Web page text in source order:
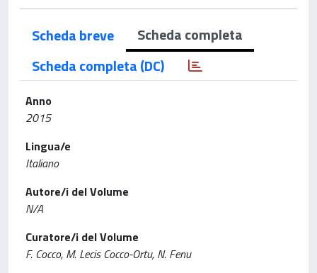
Scheda breve
Scheda completa
Scheda completa (DC)
Anno
2015
Lingua/e
Italiano
Autore/i del Volume
N/A
Curatore/i del Volume
F. Cocco, M. Lecis Cocco-Ortu, N. Fenu